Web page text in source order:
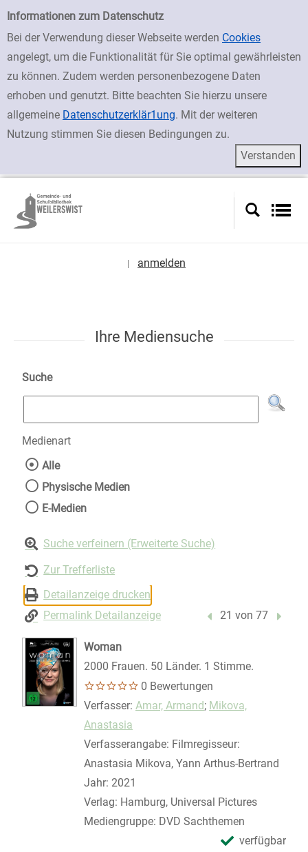
Einfache Suche
Informationen zum Datenschutz
Bei der Verwendung dieser Webseite werden Cookies
angelegt, um die Funktionalität für Sie optimal gewährleisten
zu können. Zudem werden personenbezogene Daten
erhoben und genutzt. Bitte beachten Sie hierzu unsere
allgemeine Datenschutzerklär1ung. Mit der weiteren
Nutzung stimmen Sie diesen Bedingungen zu.
zur Navigation springen
zum Inhalt springen
Zur Detailanzeige springen
anmelden
Ihre Mediensuche
Suche
Medienart
Wählen Sie die Medienart nach der Sie
Alle
Physische Medien
E-Medien
Suche verfeinern (Erweiterte Suche)
Zur Trefferliste
Detailanzeige drucken
Permalink Detailanzeige
Vorheriger Treffer
21 von 77
Woman
2000 Frauen. 50 Länder. 1 Stimme.
0 Bewertungen
Verfasser: Suche nach diesem Verfasser
Amar, Armand; Mikova,
Anastasia
Verfasserangabe: Filmregisseur:
Anastasia Mikova, Yann Arthus-Bertrand
Jahr: 2021
Verlag: Hamburg, Universal Pictures
Mediengruppe: DVD Sachthemen
verfügbar